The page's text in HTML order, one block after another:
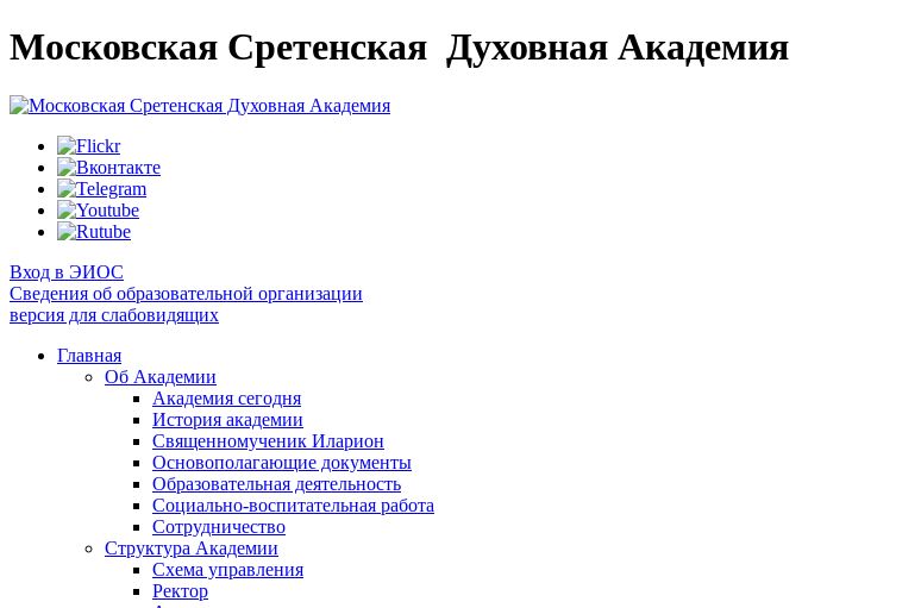
Московская Сретенская Духовная Академия
Вход в ЭИОС
Сведения об образовательной организации
версия для слабовидящих
Главная
Об Академии
Академия сегодня
История академии
Священномученик Иларион
Основополагающие документы
Образовательная деятельность
Социально-воспитательная работа
Сотрудничество
Структура Академии
Схема управления
Ректор